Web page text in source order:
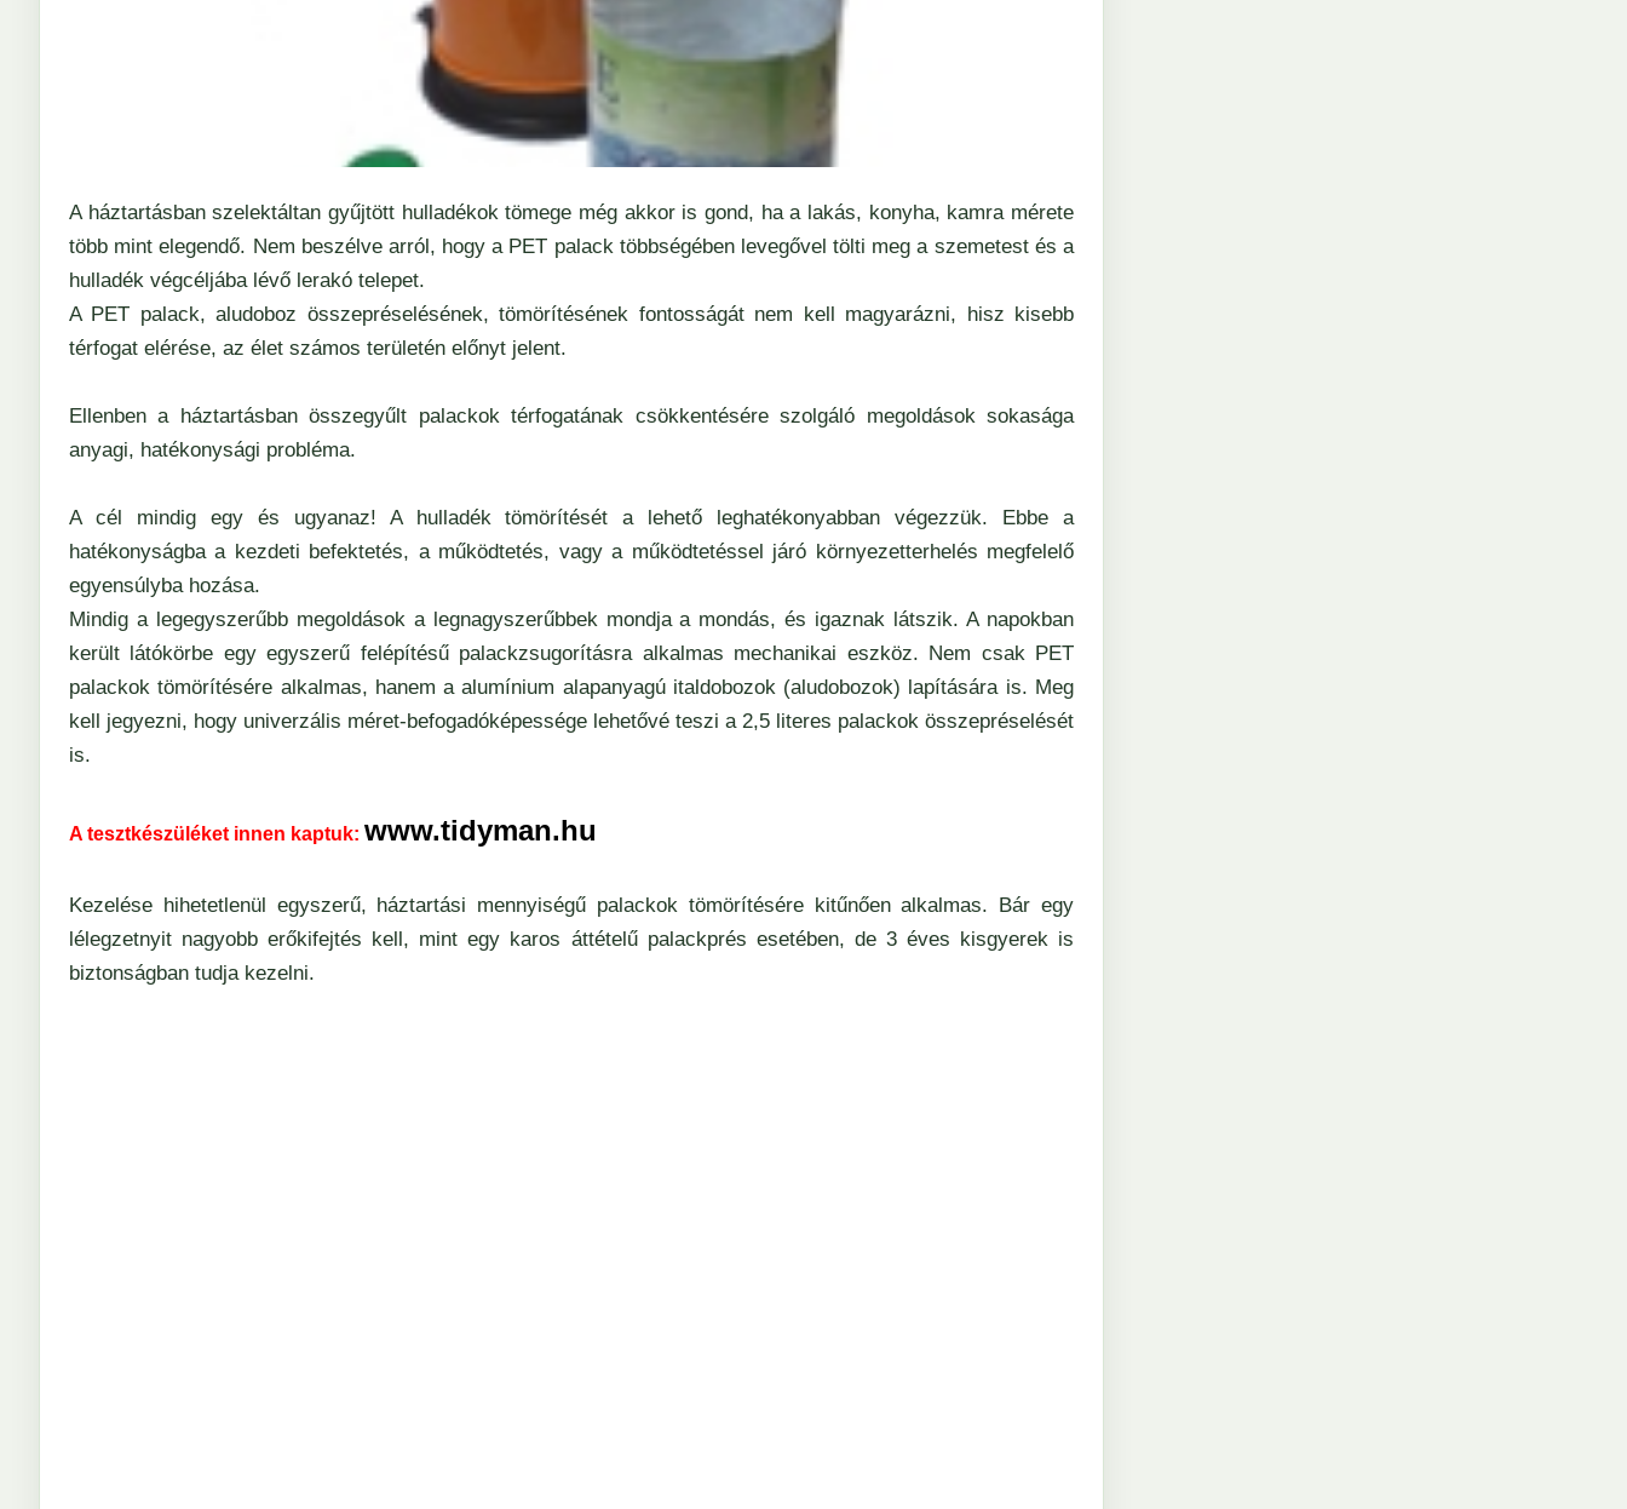
A háztartásban szelektáltan gyűjtött hulladékok tömege még akkor is gond, ha a lakás, konyha, kamra mérete
több mint elegendő. Nem beszélve arról, hogy a PET palack többségében levegővel tölti meg a szemetest és a
hulladék végcéljába lévő lerakó telepet.
A PET palack, aludoboz összepréselésének, tömörítésének fontosságát nem kell magyarázni, hisz kisebb
térfogat elérése, az élet számos területén előnyt jelent.
Ellenben a háztartásban összegyűlt palackok térfogatának csökkentésére szolgáló megoldások sokasága
anyagi, hatékonysági probléma.
A cél mindig egy és ugyanaz! A hulladék tömörítését a lehető leghatékonyabban végezzük. Ebbe a
hatékonyságba a kezdeti befektetés, a működtetés, vagy a működtetéssel járó környezetterhelés megfelelő
egyensúlyba hozása.
Mindig a legegyszerűbb megoldások a legnagyszerűbbek mondja a mondás, és igaznak látszik. A napokban
került látókörbe egy egyszerű felépítésű palackzsugorításra alkalmas mechanikai eszköz. Nem csak PET
palackok tömörítésére alkalmas, hanem a alumínium alapanyagú italdobozok (aludobozok) lapítására is. Meg
kell jegyezni, hogy univerzális méret-befogadóképessége lehetővé teszi a 2,5 literes palackok összepréselését
is.
A tesztkészüléket innen kaptuk: www.tidyman.hu
Kezelése hihetetlenül egyszerű, háztartási mennyiségű palackok tömörítésére kitűnően alkalmas. Bár egy
lélegzetnyit nagyobb erőkifejtés kell, mint egy karos áttételű palackprés esetében, de 3 éves kisgyerek is
biztonságban tudja kezelni.